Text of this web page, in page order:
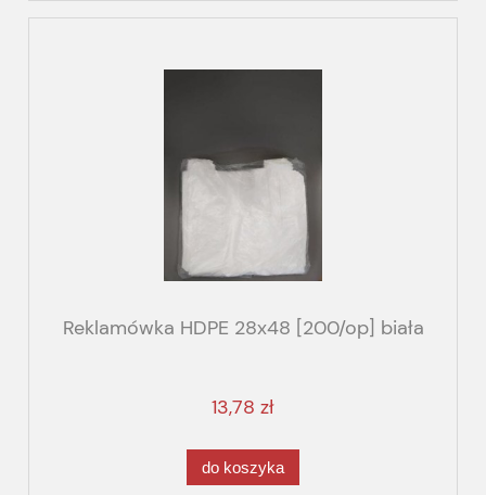
Reklamówka HDPE 28x48 [200/op] biała
13,78 zł
do koszyka